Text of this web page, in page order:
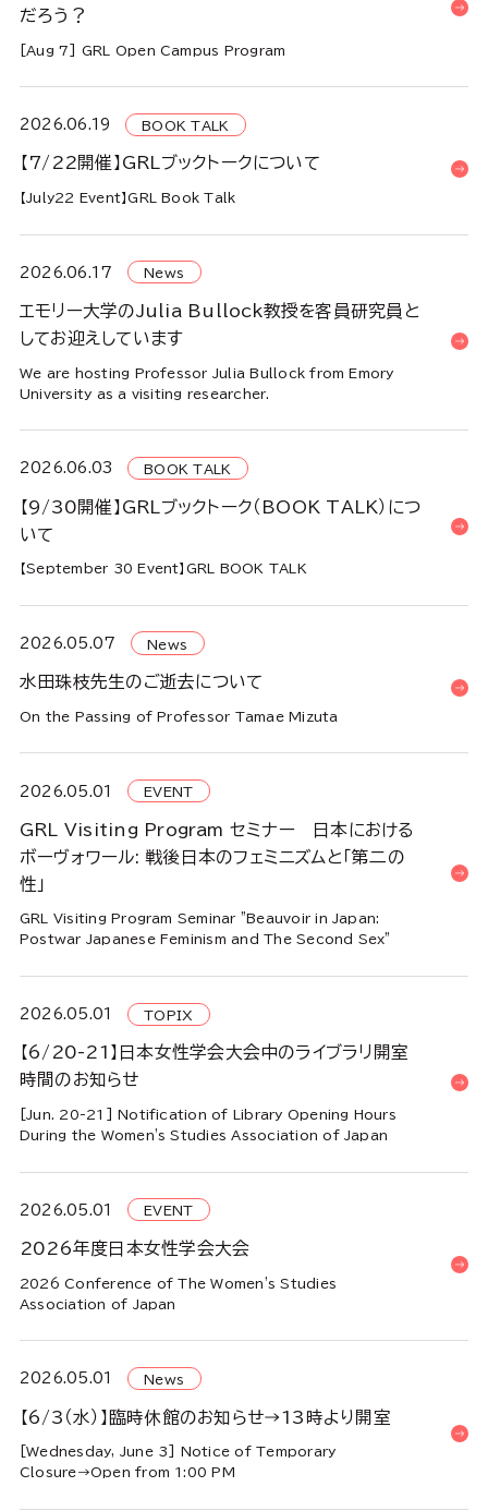
だろう？
[Aug 7] GRL Open Campus Program
2026.06.19 BOOK TALK
【7/22開催】GRLブックトークについて
【July22 Event】GRL Book Talk
2026.06.17 News
エモリー大学のJulia Bullock教授を客員研究員と
してお迎えしています
We are hosting Professor Julia Bullock from Emory
University as a visiting researcher.
2026.06.03 BOOK TALK
【9/30開催】GRLブックトーク（BOOK TALK）につ
いて
【September 30 Event】GRL BOOK TALK
2026.05.07 News
水田珠枝先生のご逝去について
On the Passing of Professor Tamae Mizuta
2026.05.01 EVENT
GRL Visiting Program セミナー 日本における
ボーヴォワール: 戦後日本のフェミニズムと「第二の
性」
GRL Visiting Program Seminar "Beauvoir in Japan:
Postwar Japanese Feminism and The Second Sex"
2026.05.01 TOPIX
【6/20-21】日本女性学会大会中のライブラリ開室
時間のお知らせ
[Jun. 20-21] Notification of Library Opening Hours
During the Women's Studies Association of Japan
2026.05.01 EVENT
2026年度日本女性学会大会
2026 Conference of The Women's Studies
Association of Japan
2026.05.01 News
【6/3（水）】臨時休館のお知らせ→13時より開室
[Wednesday, June 3] Notice of Temporary
Closure→Open from 1:00 PM